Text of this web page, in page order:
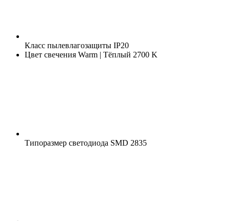
Класс пылевлагозащиты IP20
Цвет свечения Warm | Тёплый 2700 K
Типоразмер светодиода SMD 2835